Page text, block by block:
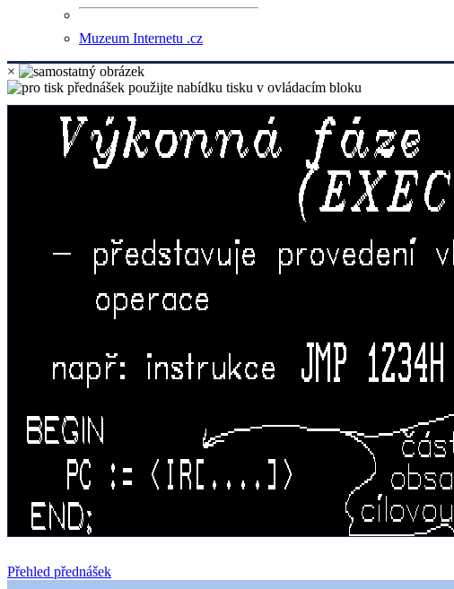
Muzeum Internetu .cz
×
Přehled přednášek